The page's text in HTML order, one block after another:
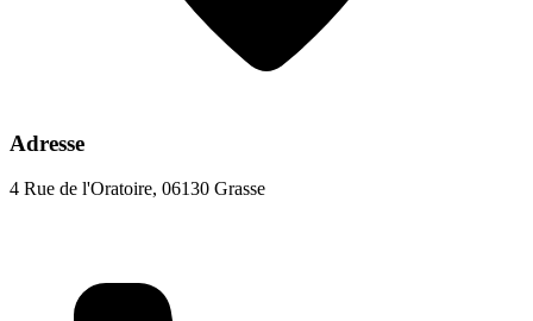
Adresse
4 Rue de l'Oratoire, 06130 Grasse